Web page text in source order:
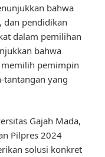
bahwa
dan pendidikan
dalam pemilihan
bahwa
memilih pemimpin
tantangan yang
Gajah Mada,
Pilpres 2024
solusi konkret